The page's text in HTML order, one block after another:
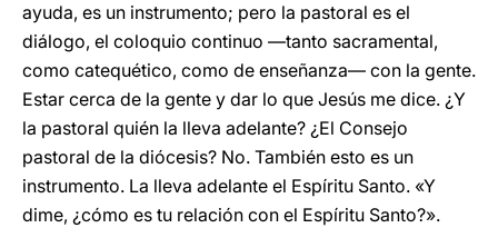
ayuda, es un instrumento; pero la pastoral es el
diálogo, el coloquio continuo —tanto sacramental,
como catequético, como de enseñanza— con la gente.
Estar cerca de la gente y dar lo que Jesús me dice. ¿Y
la pastoral quién la lleva adelante? ¿El Consejo
pastoral de la diócesis? No. También esto es un
instrumento. La lleva adelante el Espíritu Santo. «Y
dime, ¿cómo es tu relación con el Espíritu Santo?».